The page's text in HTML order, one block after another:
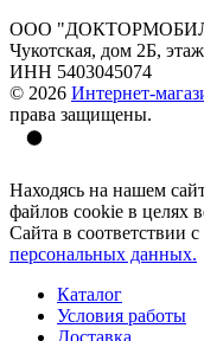
ООО "ДОКТОРМОБИЛ" -
Чукотская, дом 2Б,
ИНН 5403045074
© 2026 Интернет-
права защищены.
Находясь на нашем
файлов cookie в целях
Сайта в соответствии с
персональных данных.
Каталог
Условия работы
Доставка